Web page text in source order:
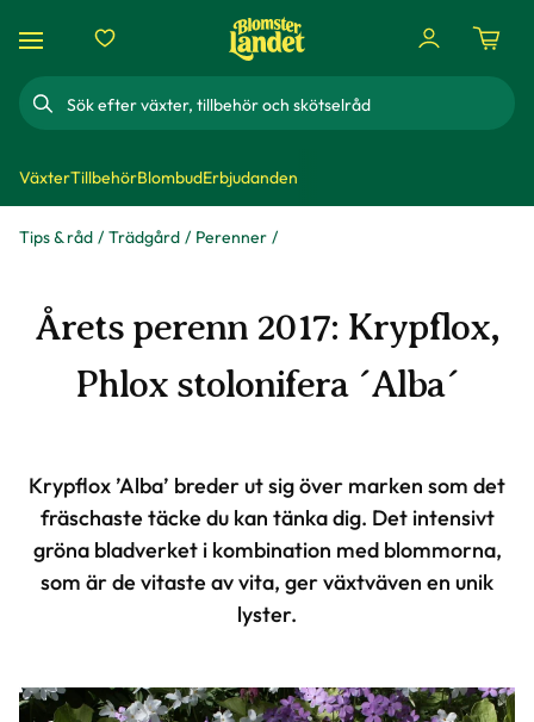
Sök
VäxterTillbehörBlombudErbjudanden
Tips & råd Trädgård Perenner
Årets perenn 2017: Krypflox,
Phlox stolonifera ´Alba´
Krypflox ’Alba’ breder ut sig över marken som det
fräschaste täcke du kan tänka dig. Det intensivt
gröna bladverket i kombination med blommorna,
som är de vitaste av vita, ger växtväven en unik
lyster.